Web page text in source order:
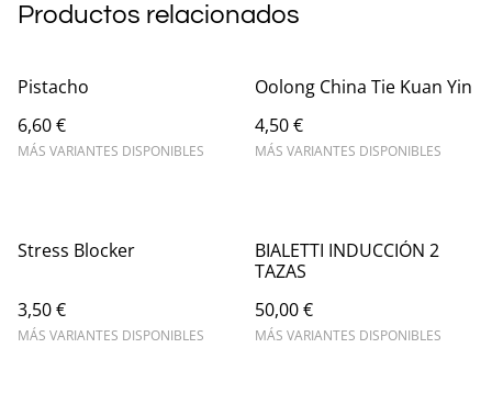
Productos relacionados
Pistacho
6,60 €
MÁS VARIANTES DISPONIBLES
Oolong China Tie Kuan Yin
4,50 €
MÁS VARIANTES DISPONIBLES
Stress Blocker
3,50 €
MÁS VARIANTES DISPONIBLES
BIALETTI INDUCCIÓN 2
TAZAS
50,00 €
MÁS VARIANTES DISPONIBLES